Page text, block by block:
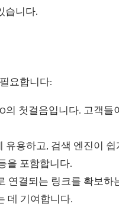
습니다.
요합니다:
의 첫걸음입니다. 고객
유용하고, 검색 엔진이
을 포함합니다.
연결되는 링크를 확보하
데 기여합니다.